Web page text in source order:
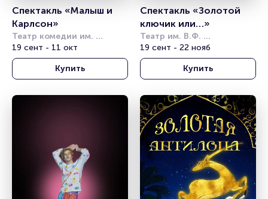
Спектакль «Малыш и
Карлсон»
Театр комедии им.
Акимова
19 сент - 11 окт
Купить
Спектакль «Золотой
ключик или…»
Театр им. В.Ф.
Комиссаржевской
19 сент - 22 нояб
Купить